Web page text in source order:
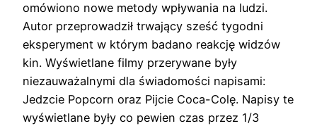
omówiono nowe metody wpływania na ludzi.
Autor przeprowadził trwający sześć tygodni
eksperyment w którym badano reakcję widzów
kin. Wyświetlane filmy przerywane były
niezauważalnymi dla świadomości napisami:
Jedzcie Popcorn oraz Pijcie Coca-Colę. Napisy te
wyświetlane były co pewien czas przez 1/3